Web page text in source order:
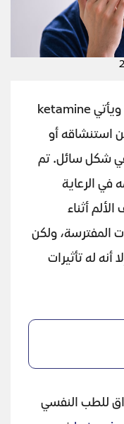
، هو عقار مهلوس قوي، ويأتي ketamine
استنشاقه أو
شكل سائل. تم
في الرعاية
أثناء
المفترسة، ولكن
أنه له تأثيرات
للطب النفسي